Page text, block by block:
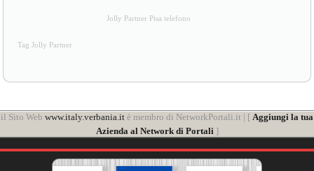
Jolly Partner Pisa telefono
Tag Jolly Partner
il Sito Web www.italy.verbania.it è membro di NetworkPortali.it | [ Aggiungi la tua
Azienda al Network di Portali ]